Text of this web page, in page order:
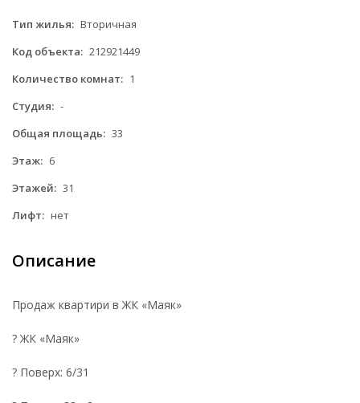
Тип жилья: Вторичная
Код объекта: 212921449
Количество комнат: 1
Студия: -
Общая площадь: 33
Этаж: 6
Этажей: 31
Лифт: нет
Описание
Продаж квартири в ЖК «Маяк»
? ЖК «Маяк»
? Поверх: 6/31